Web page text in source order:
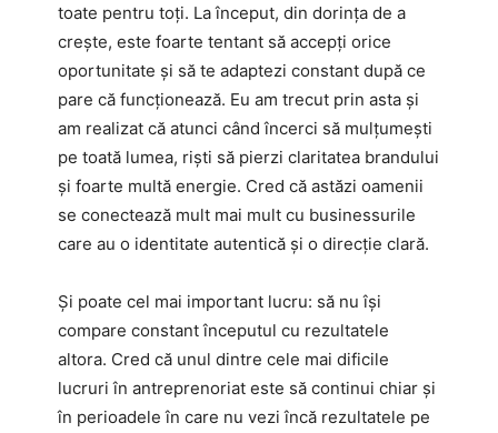
toate pentru toți. La început, din dorința de a
crește, este foarte tentant să accepți orice
oportunitate și să te adaptezi constant după ce
pare că funcționează. Eu am trecut prin asta și
am realizat că atunci când încerci să mulțumești
pe toată lumea, riști să pierzi claritatea brandului
și foarte multă energie. Cred că astăzi oamenii
se conectează mult mai mult cu businessurile
care au o identitate autentică și o direcție clară.
Și poate cel mai important lucru: să nu își
compare constant începutul cu rezultatele
altora. Cred că unul dintre cele mai dificile
lucruri în antreprenoriat este să continui chiar și
în perioadele în care nu vezi încă rezultatele pe